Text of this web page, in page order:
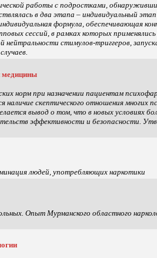
работы с подростками,
в два этапа – индивидуальный
формула, обеспечивающая
сессий, в рамках которых
нейтральности стимулов-триггеров,
медицины
норм при назначении пациентам
скептического отношения многих
вывод о том, что в новых условиях
эффективности и безопасности.
людей, употребляющих наркотики
Опыт Мурманского областного